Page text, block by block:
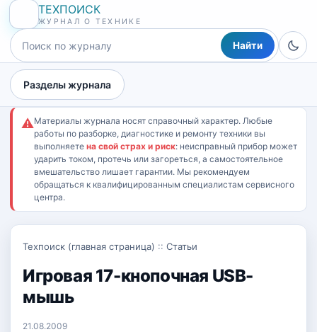
ТЕХПОИСК
ЖУРНАЛ О ТЕХНИКЕ
Найти
Разделы журнала
⚠Материалы журнала носят справочный характер. Любые
работы по разборке, диагностике и ремонту техники вы
выполняете на свой страх и риск: неисправный прибор может
ударить током, протечь или загореться, а самостоятельное
вмешательство лишает гарантии. Мы рекомендуем
обращаться к квалифицированным специалистам сервисного
центра.
Техпоиск (главная страница) :: Статьи
Игровая 17-кнопочная USB-
мышь
21.08.2009